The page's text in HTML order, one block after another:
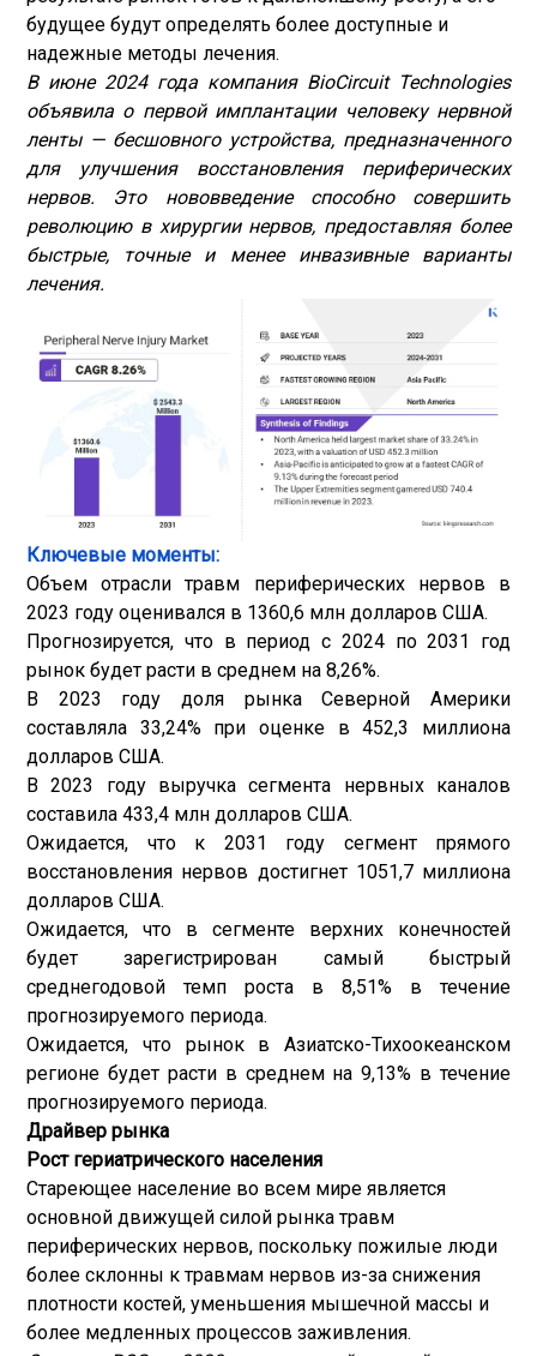
будущее будут определять более доступные и
надежные методы лечения.
В июне 2024 года компания BioCircuit Technologies
объявила о первой имплантации человеку нервной
ленты — бесшовного устройства, предназначенного
для улучшения восстановления периферических
нервов. Это нововведение способно совершить
революцию в хирургии нервов, предоставляя более
быстрые, точные и менее инвазивные варианты
лечения.
Ключевые моменты:
Объем отрасли травм периферических нервов в
2023 году оценивался в 1360,6 млн долларов США.
Прогнозируется, что в период с 2024 по 2031 год
рынок будет расти в среднем на 8,26%.
В 2023 году доля рынка Северной Америки
составляла 33,24% при оценке в 452,3 миллиона
долларов США.
В 2023 году выручка сегмента нервных каналов
составила 433,4 млн долларов США.
Ожидается, что к 2031 году сегмент прямого
восстановления нервов достигнет 1051,7 миллиона
долларов США.
Ожидается, что в сегменте верхних конечностей
будет зарегистрирован самый быстрый
среднегодовой темп роста в 8,51% в течение
прогнозируемого периода.
Ожидается, что рынок в Азиатско-Тихоокеанском
регионе будет расти в среднем на 9,13% в течение
прогнозируемого периода.
Драйвер рынка
Рост гериатрического населения
Стареющее население во всем мире является
основной движущей силой рынка травм
периферических нервов, поскольку пожилые люди
более склонны к травмам нервов из-за снижения
плотности костей, уменьшения мышечной массы и
более медленных процессов заживления.